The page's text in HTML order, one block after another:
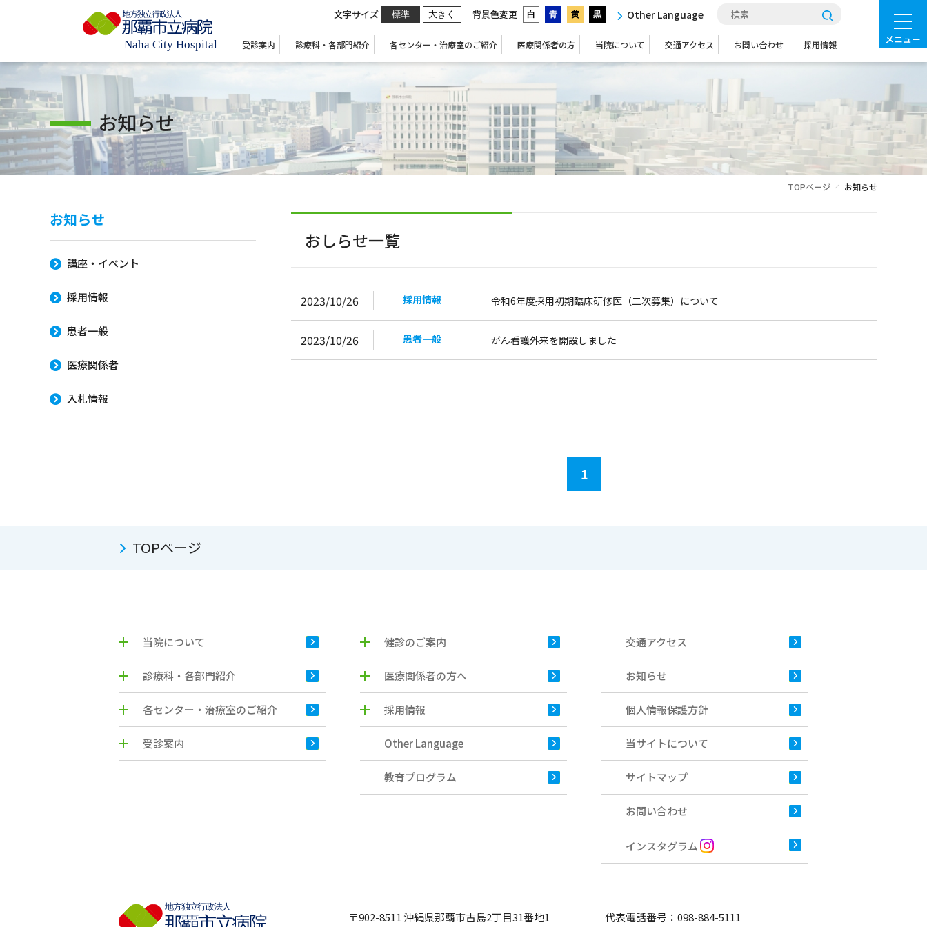
メニュー
文字サイズ 標準 大きく 背景色変更 白 青 黄 黒 Other Language
受診案内 診療科・各部門紹介 各センター・治療室のご紹介 医療関係者の方 当院について 交通アクセス お問い合わせ 採用情報
お知らせ
TOPページ お知らせ
おしらせ一覧
2023/10/26 採用情報 令和6年度採用初期臨床研修医（二次募集）について
2023/10/26 患者一般 がん看護外来を開設しました
1
お知らせ
講座・イベント
採用情報
患者一般
医療関係者
入札情報
TOPページ
当院について
診療科・各部門紹介
各センター・治療室のご紹介
受診案内
健診のご案内
医療関係者の方へ
採用情報
Other Language
教育プログラム
交通アクセス
お知らせ
個人情報保護方針
当サイトについて
サイトマップ
お問い合わせ
インスタグラム
〒902-8511 沖縄県那覇市古島2丁目31番地1
代表電話番号： 098-884-5111